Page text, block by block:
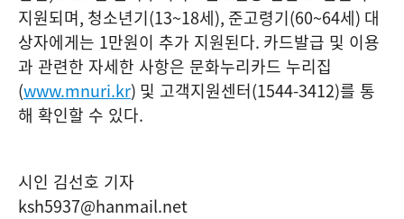
지원되며, 청소년기(13~18세), 준고령기(60~64세) 대
상자에게는 1만원이 추가 지원된다. 카드발급 및 이용
과 관련한 자세한 사항은 문화누리카드 누리집
(www.mnuri.kr) 및 고객지원센터(1544-3412)를 통
해 확인할 수 있다.
시인 김선호 기자
ksh5937@hanmail.net